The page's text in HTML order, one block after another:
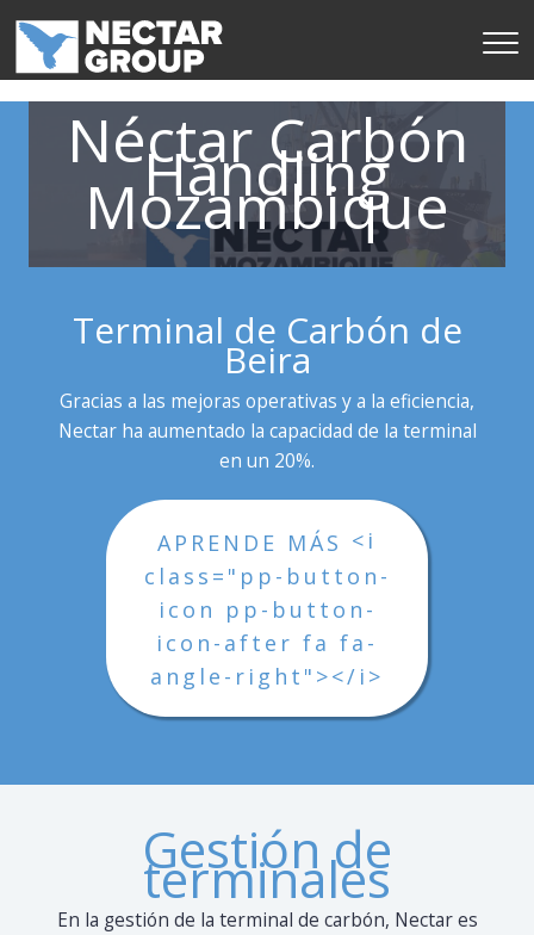
contenido
Néctar Carbón
Handling
Mozambique
Terminal de Carbón de
Beira
Gracias a las mejoras operativas y a la eficiencia,
Nectar ha aumentado la capacidad de la terminal
en un 20%.
APRENDE MÁS <i
class="pp-button-
icon pp-button-
icon-after fa fa-
angle-right"></i>
Gestión de
terminales
En la gestión de la terminal de carbón, Nectar es